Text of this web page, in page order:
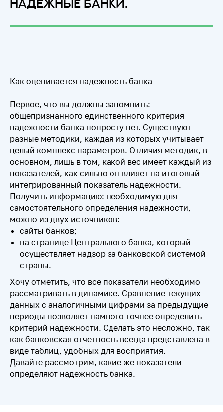
надежные банки.
Как оценивается надежность банка
Первое, что вы должны запомнить:
общепризнанного единственного критерия
надежности банка попросту нет. Существуют
разные методики, каждая из которых учитывает
целый комплекс параметров. Отличия методик, в
основном, лишь в том, какой вес имеет каждый из
показателей, как сильно он влияет на итоговый
интегрированный показатель надежности.
Получить информацию: необходимую для
самостоятельного определения надежности,
можно из двух источников:
сайты банков;
на странице Центрального банка, который
осуществляет надзор за банковской системой
страны.
Хочу отметить, что все показатели необходимо
рассматривать в динамике. Сравнение текущих
данных с аналогичными цифрами за предыдущие
периоды позволяет намного точнее определить
критерий надежности. Сделать это несложно, так
как банковская отчетность всегда представлена в
виде таблиц, удобных для восприятия.
Давайте рассмотрим, какие же показатели
определяют надежность банка.